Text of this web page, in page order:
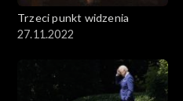
Trzeci punkt widzenia
27.11.2022